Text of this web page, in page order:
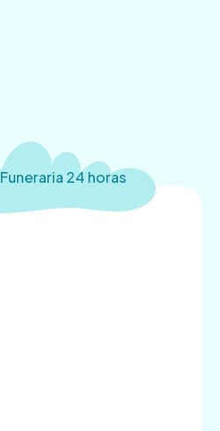
Funeraria 24 horas